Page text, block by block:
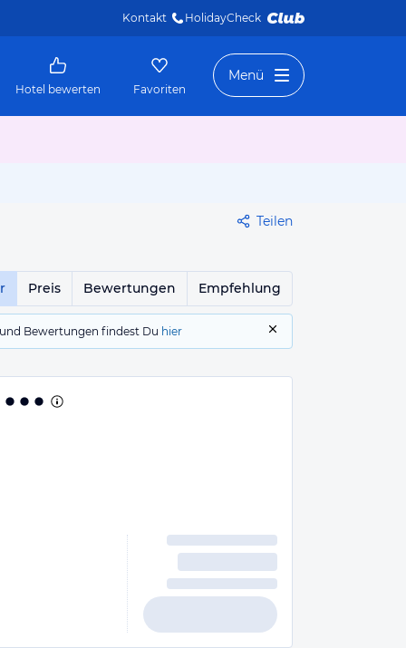
Kontakt HolidayCheck
Hotel bewerten Favoriten
Menü
Teilen
Preis Bewertungen Empfehlung
Bewertungen findest Du hier